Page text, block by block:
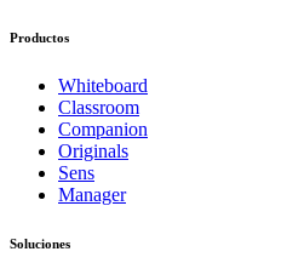
Productos
Whiteboard
Classroom
Companion
Originals
Sens
Manager
Soluciones